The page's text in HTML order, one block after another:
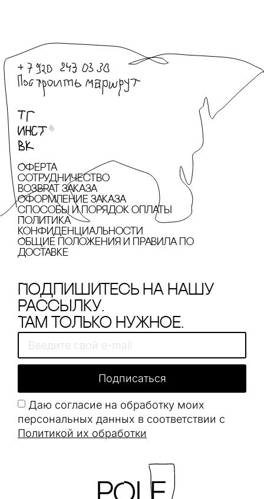
Оферта
сотрудничество
Возврат заказа
Оформление заказа
cпособы и порядок оплаты
Политика
конфиденциальности
Общие положения и правила по
доставке
Подпишитесь на нашу
рассылку.
Там только нужное.
Даю согласие на обработку моих
персональных данных в соответствии с
Политикой их обработки
Подписаться